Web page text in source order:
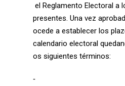
el Reglamento Electoral a
presentes. Una vez
ocede a establecer los
calendario electoral
os siguientes términos:
‐